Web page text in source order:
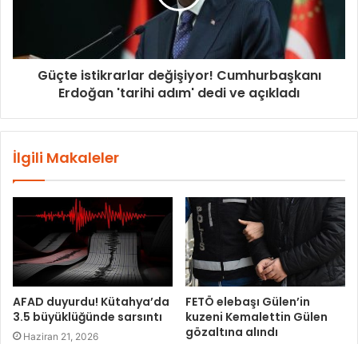
Güçte istikrarlar değişiyor! Cumhurbaşkanı
Erdoğan 'tarihi adım' dedi ve açıkladı
İlgili Makaleler
AFAD duyurdu! Kütahya’da
3.5 büyüklüğünde sarsıntı
Haziran 21, 2026
FETÖ elebaşı Gülen’in
kuzeni Kemalettin Gülen
gözaltına alındı